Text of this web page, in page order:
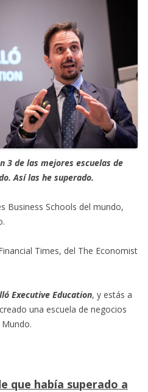
3 de las mejores escuelas de
Así las he superado.
Business Schools del mundo,
Times, del The Economist
Executive Education, y estás a
una escuela de negocios
que había superado a